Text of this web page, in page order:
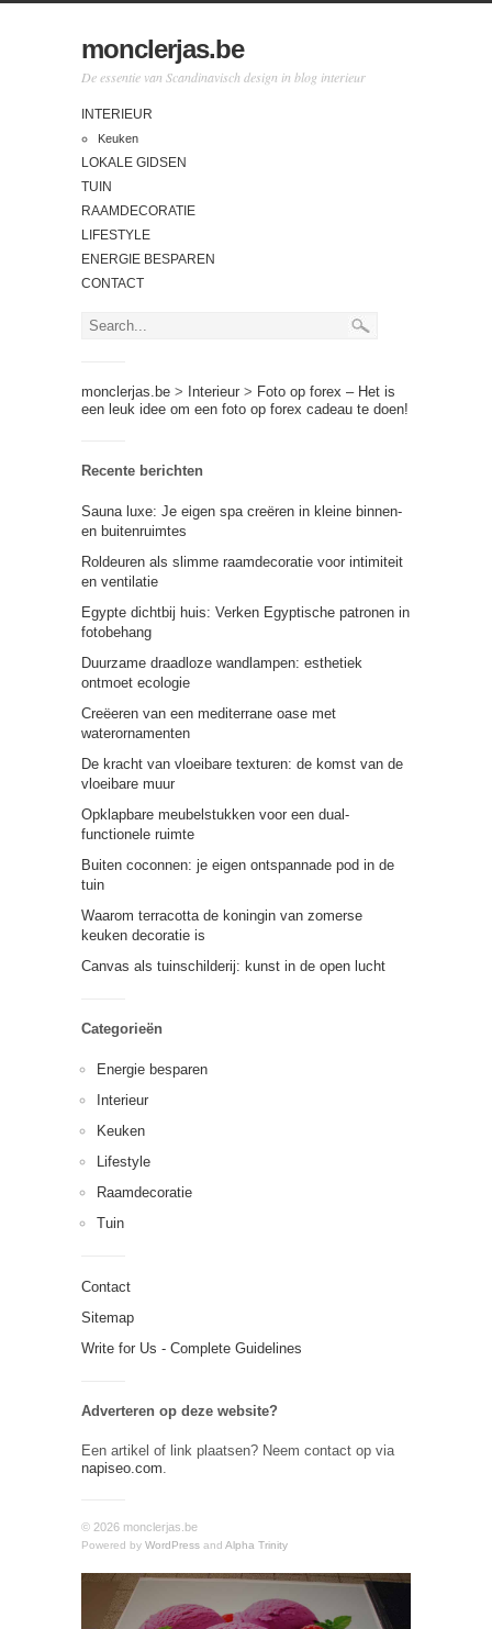
monclerjas.be
De essentie van Scandinavisch design in blog interieur
INTERIEUR
Keuken
LOKALE GIDSEN
TUIN
RAAMDECORATIE
LIFESTYLE
ENERGIE BESPAREN
CONTACT
monclerjas.be > Interieur > Foto op forex – Het is
een leuk idee om een foto op forex cadeau te doen!
Recente berichten
Sauna luxe: Je eigen spa creëren in kleine binnen-
en buitenruimtes
Roldeuren als slimme raamdecoratie voor intimiteit
en ventilatie
Egypte dichtbij huis: Verken Egyptische patronen in
fotobehang
Duurzame draadloze wandlampen: esthetiek
ontmoet ecologie
Creëeren van een mediterrane oase met
waterornamenten
De kracht van vloeibare texturen: de komst van de
vloeibare muur
Opklapbare meubelstukken voor een dual-
functionele ruimte
Buiten coconnen: je eigen ontspannade pod in de
tuin
Waarom terracotta de koningin van zomerse
keuken decoratie is
Canvas als tuinschilderij: kunst in de open lucht
Categorieën
Energie besparen
Interieur
Keuken
Lifestyle
Raamdecoratie
Tuin
Contact
Sitemap
Write for Us - Complete Guidelines
Adverteren op deze website?
Een artikel of link plaatsen? Neem contact op via
napiseo.com.
© 2026 monclerjas.be
Powered by WordPress and Alpha Trinity